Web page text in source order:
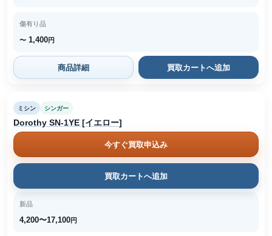
傷有り品
〜 1,400円
商品詳細 買取カートへ追加
ミシン シンガー
Dorothy SN-1YE [イエロー]
今すぐ買取申込み
買取カートへ追加
新品
4,200〜17,100円